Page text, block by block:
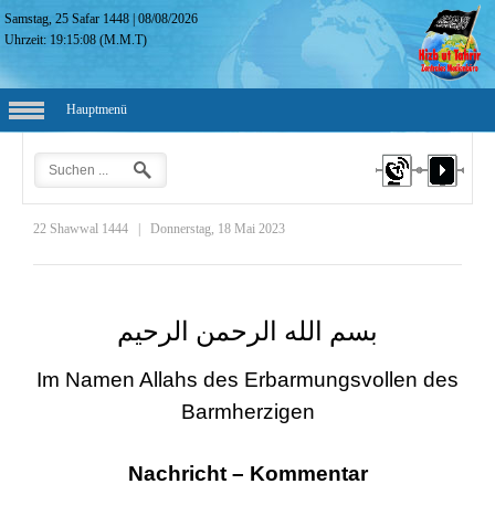
Samstag, 25 Safar 1448 |08/08/2026
Uhrzeit: 19:15:09 (M.M.T)
Hauptmenü
22 Shawwal 1444 Donnerstag, 18 Mai 2023
بسم الله الرحمن الرحيم
Im Namen Allahs des Erbarmungsvollen des
Barmherzigen
Nachricht – Kommentar